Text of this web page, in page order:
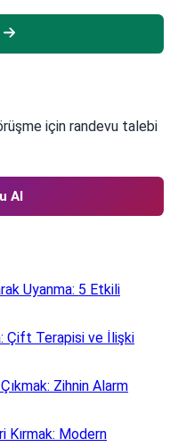
için randevu talebi
Al
Uyanma: 5 Etkili
Çift Terapisi ve İlişki
Zihnin Alarm
Kırmak: Modern